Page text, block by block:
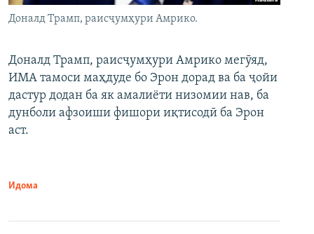
Доналд Трамп, раисҷумҳури Амрико.
Доналд Трамп, раисҷумҳури Амрико мегӯяд,
ИМА тамоси маҳдуде бо Эрон дорад ва ба ҷойи
дастур додан ба як амалиёти низомии нав, ба
дунболи афзоиши фишори иқтисодӣ ба Эрон
аст.
Идома